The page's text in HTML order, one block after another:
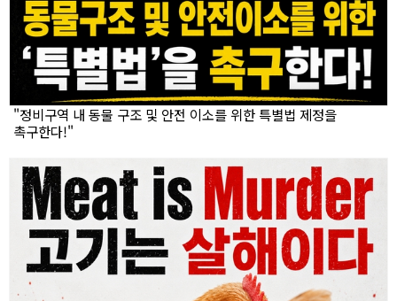
"정비구역 내 동물 구조 및 안전 이소를 위한 특별법 제정을
촉구한다!"